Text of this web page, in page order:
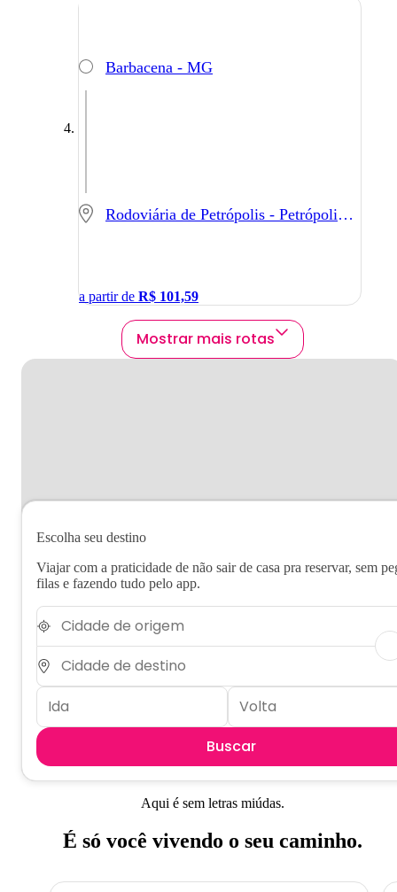
Barbacena - MG
Rodoviária de Petrópolis - Petrópolis - RJ
a partir de R$ 101,59
Mostrar mais rotas
Escolha seu destino
Viajar com a praticidade de não sair de casa pra reservar, sem
filas e fazendo tudo pelo app.
Buscar
Aqui é sem letras miúdas.
É só você vivendo o seu caminho.